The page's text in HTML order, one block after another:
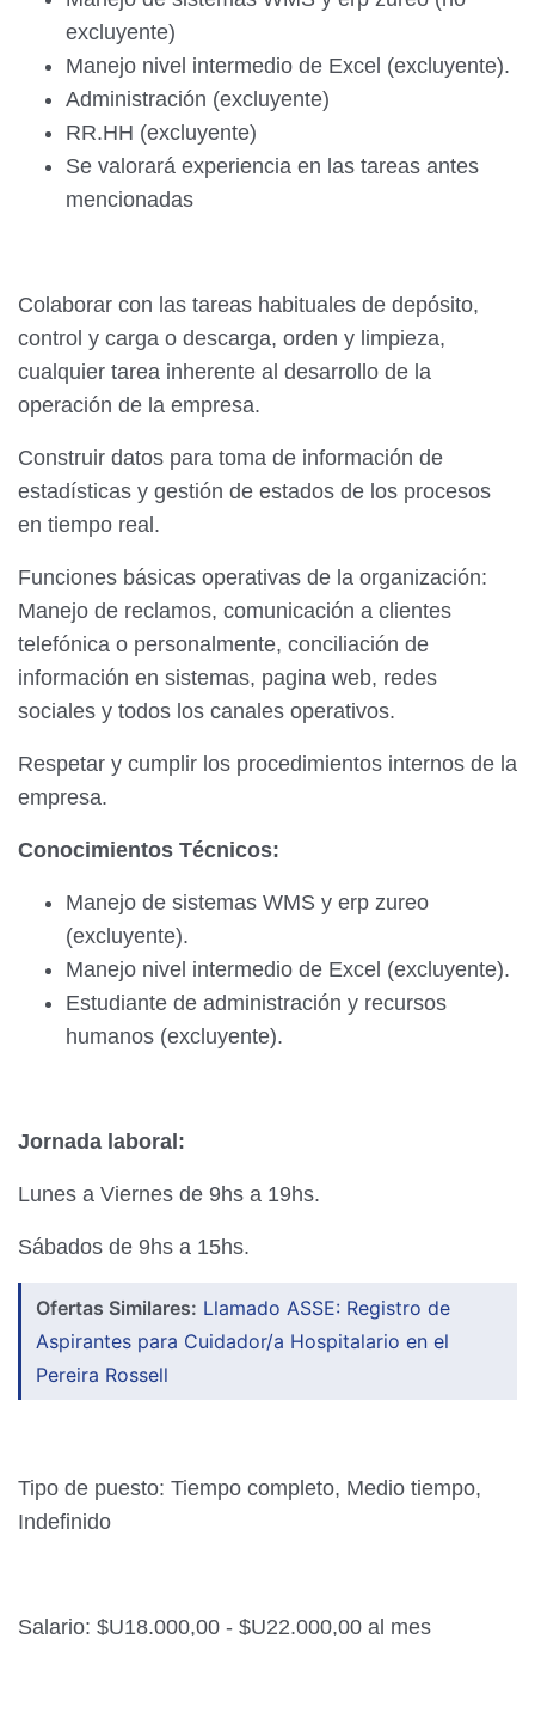
excluyente)
Manejo nivel intermedio de Excel (excluyente).
Administración (excluyente)
RR.HH (excluyente)
Se valorará experiencia en las tareas antes
mencionadas
Colaborar con las tareas habituales de depósito,
control y carga o descarga, orden y limpieza,
cualquier tarea inherente al desarrollo de la
operación de la empresa.
Construir datos para toma de información de
estadísticas y gestión de estados de los procesos
en tiempo real.
Funciones básicas operativas de la organización:
Manejo de reclamos, comunicación a clientes
telefónica o personalmente, conciliación de
información en sistemas, pagina web, redes
sociales y todos los canales operativos.
Respetar y cumplir los procedimientos internos de la
empresa.
Conocimientos Técnicos:
Manejo de sistemas WMS y erp zureo
(excluyente).
Manejo nivel intermedio de Excel (excluyente).
Estudiante de administración y recursos
humanos (excluyente).
Jornada laboral:
Lunes a Viernes de 9hs a 19hs.
Sábados de 9hs a 15hs.
Ofertas Similares: Llamado ASSE: Registro de
Aspirantes para Cuidador/a Hospitalario en el
Pereira Rossell
Tipo de puesto: Tiempo completo, Medio tiempo,
Indefinido
Salario: $U18.000,00 - $U22.000,00 al mes